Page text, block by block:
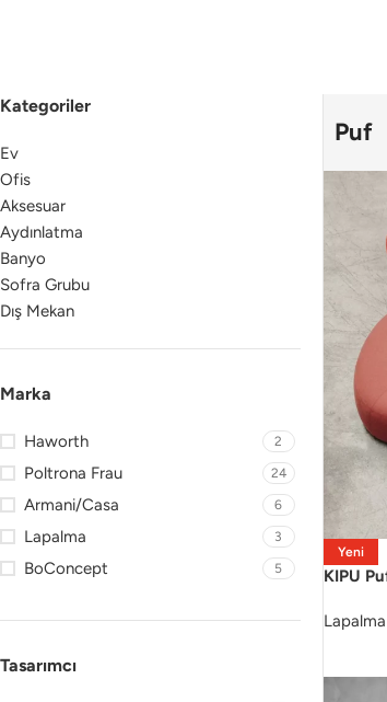
Kategoriler
Ev
Ofis
Aksesuar
Aydınlatma
Banyo
Sofra Grubu
Dış Mekan
Marka
Haworth 2
Poltrona Frau 24
Armani/Casa 6
Lapalma 3
BoConcept 5
Tasarımcı
Puf
Yeni
KIPU
Lapalma